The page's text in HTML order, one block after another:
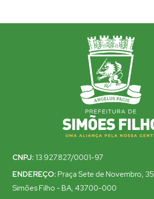
CNPJ: 13.927.827/0001-97
ENDEREÇO: Praça Sete de Novembro,
Simões Filho - BA, 43700-000